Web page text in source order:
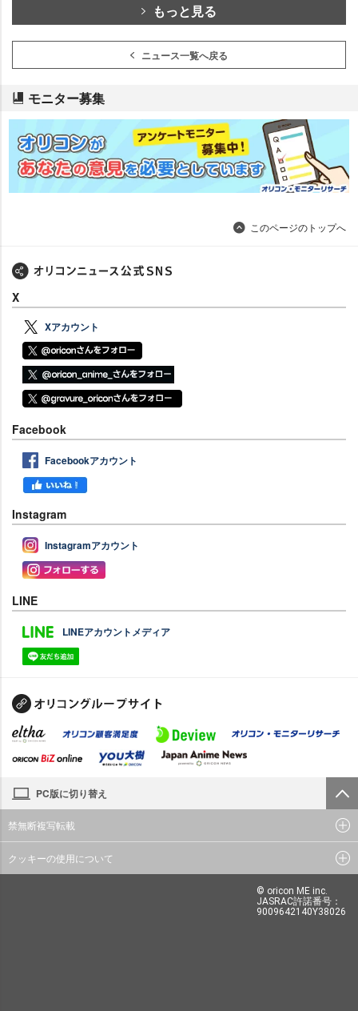
もっと見る
ニュース一覧へ戻る
モニター募集
このページのトップへ
X
Xアカウント
Facebook
Facebookアカウント
Instagram
Instagramアカウント
LINE
LINEアカウントメディア
PC版に切り替え
禁無断複写転載
クッキーの使用について
© oricon ME inc.
JASRAC許諾番号：
9009642140Y38026